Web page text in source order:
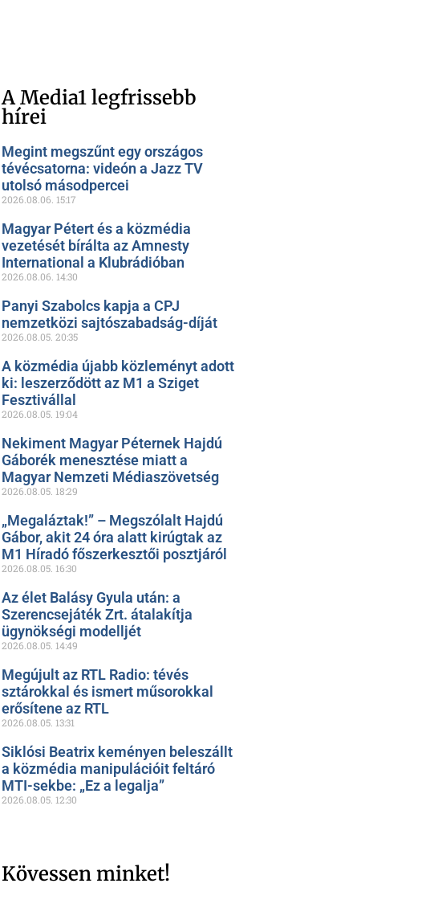
A Media1 legfrissebb
hírei
Megint megszűnt egy országos
tévécsatorna: videón a Jazz TV
utolsó másodpercei
2026.08.06. 15:17
Magyar Pétert és a közmédia
vezetését bírálta az Amnesty
International a Klubrádióban
2026.08.06. 14:30
Panyi Szabolcs kapja a CPJ
nemzetközi sajtószabadság-díját
2026.08.05. 20:35
A közmédia újabb közleményt adott
ki: leszerződött az M1 a Sziget
Fesztivállal
2026.08.05. 19:04
Nekiment Magyar Péternek Hajdú
Gáborék menesztése miatt a
Magyar Nemzeti Médiaszövetség
2026.08.05. 18:29
„Megaláztak!” – Megszólalt Hajdú
Gábor, akit 24 óra alatt kirúgtak az
M1 Híradó főszerkesztői posztjáról
2026.08.05. 16:30
Az élet Balásy Gyula után: a
Szerencsejáték Zrt. átalakítja
ügynökségi modelljét
2026.08.05. 14:49
Megújult az RTL Radio: tévés
sztárokkal és ismert műsorokkal
erősítene az RTL
2026.08.05. 13:31
Siklósi Beatrix keményen beleszállt
a közmédia manipulációit feltáró
MTI-sekbe: „Ez a legalja”
2026.08.05. 12:30
Kövessen minket!